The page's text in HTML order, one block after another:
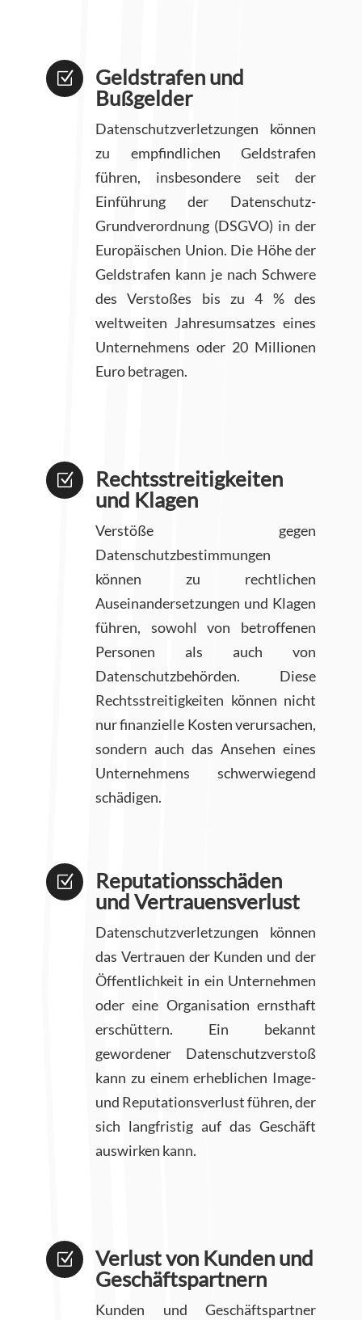
Z
Geldstrafen und
Bußgelder
Datenschutzverletzungen können
zu empfindlichen Geldstrafen
führen, insbesondere seit der
Einführung der Datenschutz-
Grundverordnung (DSGVO) in der
Europäischen Union. Die Höhe der
Geldstrafen kann je nach Schwere
des Verstoßes bis zu 4 % des
weltweiten Jahresumsatzes eines
Unternehmens oder 20 Millionen
Euro betragen.
Z
Rechtsstreitigkeiten
und Klagen
Verstöße gegen
Datenschutzbestimmungen
können zu rechtlichen
Auseinandersetzungen und Klagen
führen, sowohl von betroffenen
Personen als auch von
Datenschutzbehörden. Diese
Rechtsstreitigkeiten können nicht
nur finanzielle Kosten verursachen,
sondern auch das Ansehen eines
Unternehmens schwerwiegend
schädigen.
Z
Reputationsschäden
und Vertrauensverlust
Datenschutzverletzungen können
das Vertrauen der Kunden und der
Öffentlichkeit in ein Unternehmen
oder eine Organisation ernsthaft
erschüttern. Ein bekannt
gewordener Datenschutzverstoß
kann zu einem erheblichen Image-
und Reputationsverlust führen, der
sich langfristig auf das Geschäft
auswirken kann.
Z
Verlust von Kunden und
Geschäftspartnern
Kunden und Geschäftspartner